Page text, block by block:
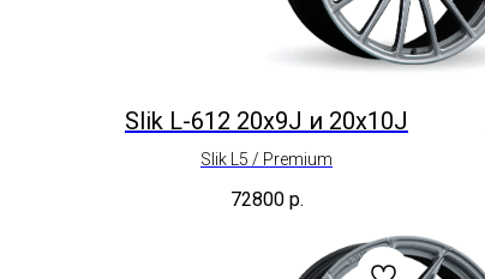
Slik L-612 20x9J и 20x10J
Slik L5 / Premium
72800 р.